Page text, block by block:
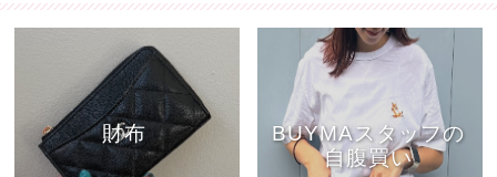
財布
BUYMAスタッフの
自腹買い